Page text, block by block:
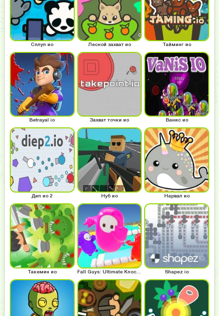
Сплуп ио Лесной захват ио Тайминг ио
Betrayal io Захват точки ио Ванис ио
Дип ио 2 Нуб ио Нарвал ио
Такемин ио Fall Guys: Ultimate Knockout Shapez io